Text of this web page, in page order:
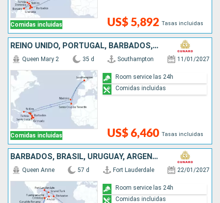
Comidas incluidas US$ 5,892 Tasas incluidas
REINO UNIDO, PORTUGAL, BARBADOS, SANTA LUCIA, GRENADA, DOMINICA, ANTIGUA Y BARBUDA, REPÚBLICA DOMINICANA, SAN MARTÍN
Comidas incluidas
Queen Mary 2 35 d Southampton 11/01/2027
US$ 6,460 Tasas incluidas
Room service las 24h
Comidas incluidas
BARBADOS, BRASIL, URUGUAY, ARGENTINA, CHILE, PERÚ, PANAMÁ, ARUBA, ESTADOS UNIDOS
Queen Anne 57 d Fort Lauderdale 22/01/2027
Room service las 24h
Comidas incluidas